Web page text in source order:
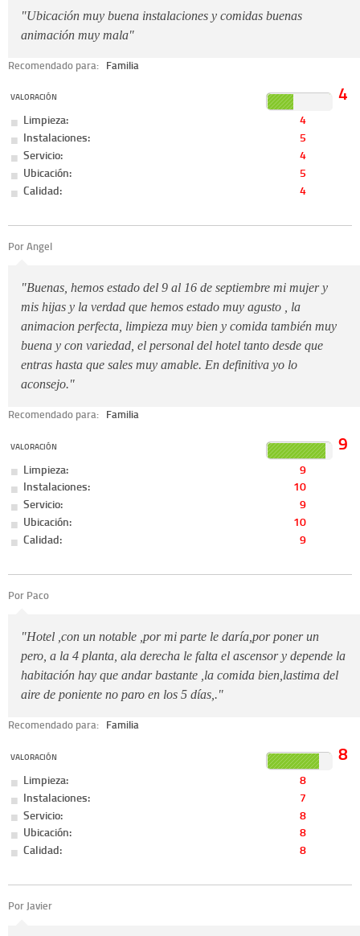
"Ubicación muy buena instalaciones y comidas buenas
animación muy mala"
Recomendado para: Familia
VALORACIÓN 4
Limpieza:
4
Instalaciones:
5
Servicio:
4
Ubicación:
5
Calidad:
4
Por Angel
"Buenas, hemos estado del 9 al 16 de septiembre mi mujer y
mis hijas y la verdad que hemos estado muy agusto , la
animacion perfecta, limpieza muy bien y comida también muy
buena y con variedad, el personal del hotel tanto desde que
entras hasta que sales muy amable. En definitiva yo lo
aconsejo."
Recomendado para: Familia
VALORACIÓN 9
Limpieza:
9
Instalaciones:
10
Servicio:
9
Ubicación:
10
Calidad:
9
Por Paco
"Hotel ,con un notable ,por mi parte le daría,por poner un
pero, a la 4 planta, ala derecha le falta el ascensor y depende la
habitación hay que andar bastante ,la comida bien,lastima del
aire de poniente no paro en los 5 días,."
Recomendado para: Familia
VALORACIÓN 8
Limpieza:
8
Instalaciones:
7
Servicio:
8
Ubicación:
8
Calidad:
8
Por Javier